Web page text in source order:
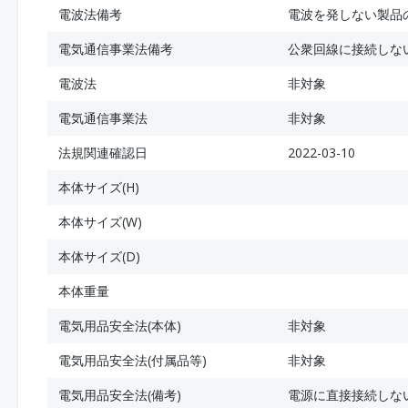
電波法備考
電波を発しない製品
電気通信事業法備考
公衆回線に接続しな
電波法
非対象
電気通信事業法
非対象
法規関連確認日
2022-03-10
本体サイズ(H)
本体サイズ(W)
本体サイズ(D)
本体重量
電気用品安全法(本体)
非対象
電気用品安全法(付属品等)
非対象
電気用品安全法(備考)
電源に直接接続しな